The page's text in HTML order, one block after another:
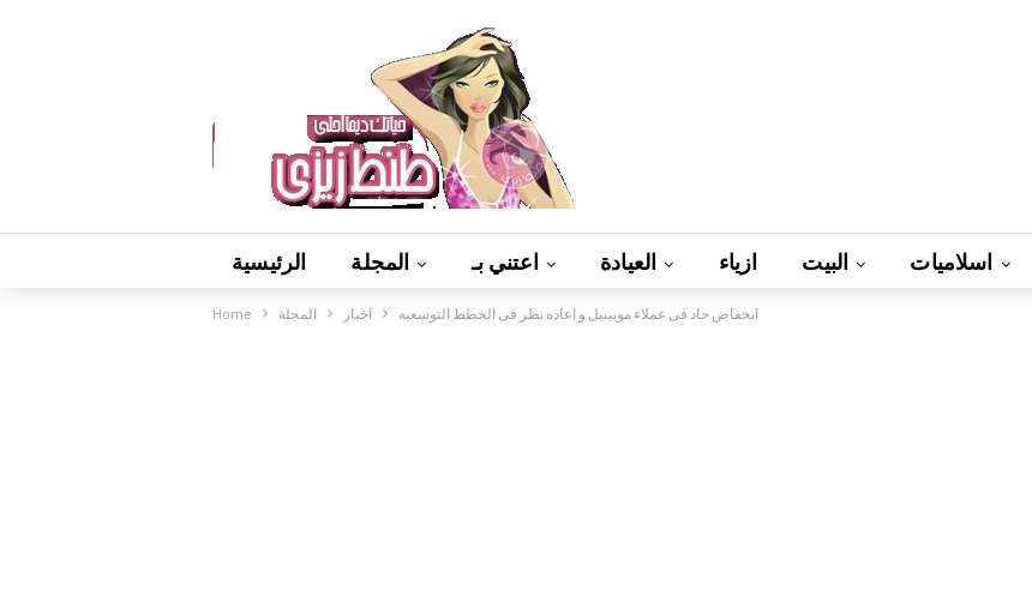
الرئيسية المجلة اعتني بـ العيادة ازياء البيت اسلاميات
ألعاب فيديوهات Home المجلة اخبار انخفاض حاد فى عملاء موبينيل و اعاده نظر فى الخطط التوسعيه